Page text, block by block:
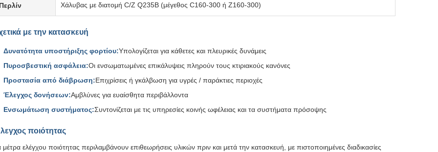
Χάλυβας με διατομή C/Z Q235B (μέγεθος C160-300 ή Z160-300)
με την κατασκευή
Δυνατότητα υποστήριξης φορτίου:Υπολογίζεται για κάθετες και πλευρικές δυνάμεις
Πυροσβεστική ασφάλεια:Οι ενσωματωμένες επικάλυψεις πληρούν τους κτιριακούς κανόνες
Προστασία από διάβρωση:Επιχρίσεις ή γκάλβωση για υγρές / παράκτιες περιοχές
Έλεγχος δονήσεων:Αμβλύνες για ευαίσθητα περιβάλλοντα
Ενσωμάτωση συστήματος:Συντονίζεται με τις υπηρεσίες κοινής ωφέλειας και τα συστήματα πρόσοψης
ποιότητας
μέτρα ελέγχου ποιότητας περιλαμβάνουν επιθεωρήσεις υλικών πριν και μετά την κατασκευή, με πιστοποιημένες διαδικασίες